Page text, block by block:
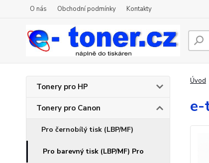
O nás Obchodní podmínky Kontakty
Tonery pro HP
Tonery pro Canon
Pro černobílý tisk (LBP/MF)
Pro barevný tisk (LBP/MF) Pro
Úvod
e-